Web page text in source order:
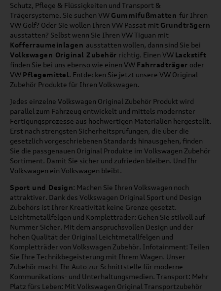
Schutz, Pflege & Flüssigkeiten und Transport &
Trägersysteme. Sie suchen VW Gummifußmatten für Ihren
VW Golf? Oder Sie wollen Ihren VW Passat mit Grundträgern
ausstatten? Selbst wenn Sie Ihren VW Tiguan mit
Kofferraumeinlagen ausstatten wollen, dann sind Sie bei
Volkswagen Original Zubehör richtig. Einen VW Lackstift
finden Sie bei uns ebenso wie einen VW Fahrradträger oder
VW Pflegemittel. Entdecken Sie jetzt unsere VW Original
Zubehör Produkte für Ihren Volkswagen.
Jedes einzelne Volkswagen Original Zubehör Produkt wird
parallel zum Fahrzeug entwickelt und mittels modernster
Fertigungsprozesse aus hochwertigen Materialien hergestellt.
Erst nach strengsten Sicherheitsprüfungen, die über die
gesetzlich vorgeschriebenen Standards hinausgehen, finden
Sie die passgenauen Original Produkte im Volkswagen Zubehör
Sortiment. Damit Sie sicher und zufrieden bleiben. Und Ihr
Volkswagen ein Volkswagen bleibt.
Sport und Design: Machen Sie Ihren Volkswagen noch
attraktiver. Dank des Volkswagen Original Sport und Design
Zubehörs ist Ihrer Kreativität keine Grenze gesetzt.
Leichtmetallfelgen und Kompletträder: Gehen Sie stilvoll auf
Nummer Sicher. Mit dem anspruchsvollen Design und der
hohen Qualität der Original Leichtmetallfelgen und
Kompletträder von Volkswagen Zubehör. Infotainment: Teilen
Sie Ihre Technikbegeisterung mit Ihrem Wagen. Unser
Zubehör macht Ihr Auto zur Schnittstelle für moderne
Kommunikations- und Unterhaltungsmedien. Transport: Mehr
Platz fürs Leben: Mit Volkswagen Original Transportzubehör